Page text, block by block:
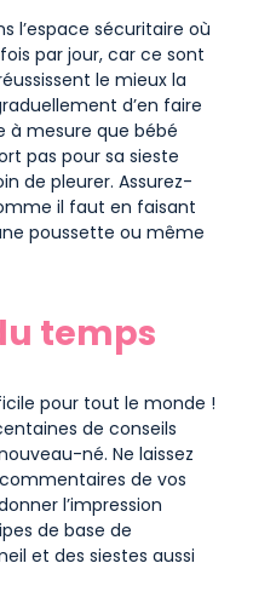
l’espace sécuritaire où
par jour, car ce sont
le mieux la
d’en faire
à mesure que bébé
pas pour sa sieste
de pleurer. Assurez-
il faut en faisant
poussette ou même
temps
pour tout le monde !
de conseils
né. Ne laissez
de vos
l’impression
de base de
et des siestes aussi